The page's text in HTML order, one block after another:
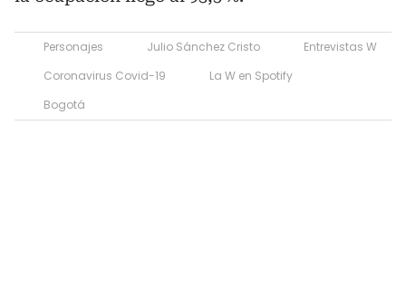
Personajes Julio Sánchez Cristo
Entrevistas W
Coronavirus Covid-19
La W en Spotify
Bogotá